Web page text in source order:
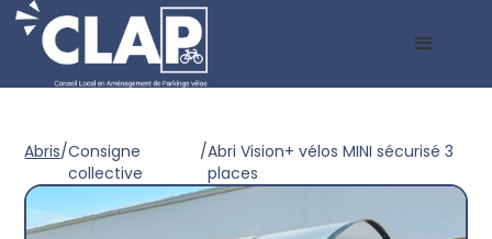
Abris/Consigne
collective
/Abri Vision+ vélos MINI sécurisé 3
places